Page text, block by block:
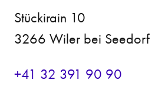
Stückirain 10
3266 Wiler bei Seedorf
+41 32 391 90 90